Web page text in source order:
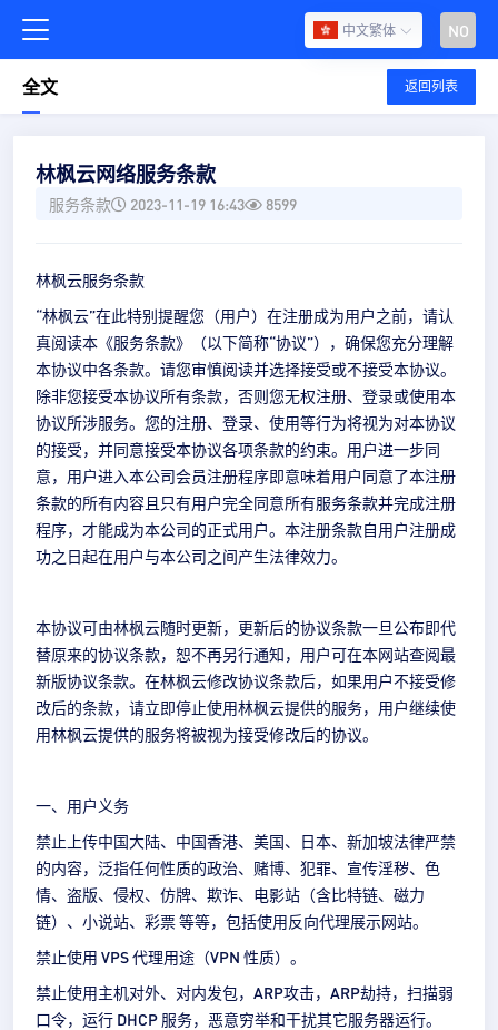
中文繁体 NO
全文 返回列表
林枫云网络服务条款
服务条款 2023-11-19 16:43 8599
林枫云服务条款
“林枫云”在此特别提醒您（用户）在注册成为用户之前，请认
真阅读本《服务条款》（以下简称“协议”），确保您充分理解
本协议中各条款。请您审慎阅读并选择接受或不接受本协议。
除非您接受本协议所有条款，否则您无权注册、登录或使用本
协议所涉服务。您的注册、登录、使用等行为将视为对本协议
的接受，并同意接受本协议各项条款的约束。用户进一步同
意，用户进入本公司会员注册程序即意味着用户同意了本注册
条款的所有内容且只有用户完全同意所有服务条款并完成注册
程序，才能成为本公司的正式用户。本注册条款自用户注册成
功之日起在用户与本公司之间产生法律效力。
本协议可由林枫云随时更新，更新后的协议条款一旦公布即代
替原来的协议条款，恕不再另行通知，用户可在本网站查阅最
新版协议条款。在林枫云修改协议条款后，如果用户不接受修
改后的条款，请立即停止使用林枫云提供的服务，用户继续使
用林枫云提供的服务将被视为接受修改后的协议。
一、用户义务
禁止上传中国大陆、中国香港、美国、日本、新加坡法律严禁
的内容，泛指任何性质的政治、赌博、犯罪、宣传淫秽、色
情、盗版、侵权、仿牌、欺诈、电影站（含比特链、磁力
链）、小说站、彩票 等等，包括使用反向代理展示网站。
禁止使用 VPS 代理用途（VPN 性质）。
禁止使用主机对外、对内发包，ARP攻击，ARP劫持，扫描弱
口令，运行 DHCP 服务，恶意穷举和干扰其它服务器运行。